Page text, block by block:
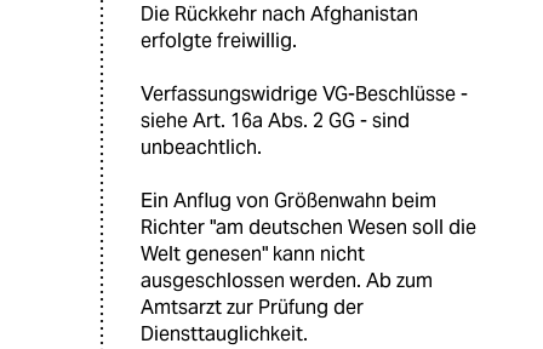
Die Rückkehr nach Afghanistan
erfolgte freiwillig.
Verfassungswidrige VG-Beschlüsse -
siehe Art. 16a Abs. 2 GG - sind
unbeachtlich.
Ein Anflug von Größenwahn beim
Richter "am deutschen Wesen soll die
Welt genesen" kann nicht
ausgeschlossen werden. Ab zum
Amtsarzt zur Prüfung der
Diensttauglichkeit.